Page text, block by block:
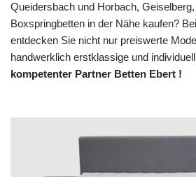
Queidersbach und Horbach,
Boxspringbetten in der Nähe kaufen?
entdecken Sie nicht nur preiswerte
handwerklich erstklassige und
kompetenter Partner Betten Ebert !